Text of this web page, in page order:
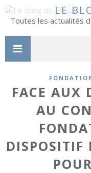
LE
FACE AUX
AU
DISPOSITIF